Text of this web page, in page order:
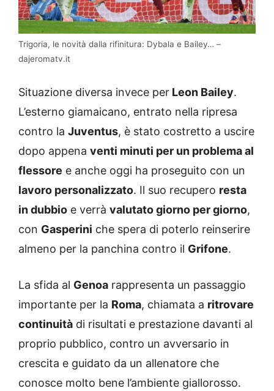
Trigoria, le novità dalla rifinitura: Dybala e Bailey… –
dajeromatv.it
Situazione diversa invece per Leon Bailey.
L’esterno giamaicano, entrato nella ripresa
contro la Juventus, è stato costretto a uscire
dopo appena venti minuti per un problema al
flessore e anche oggi ha proseguito con un
lavoro personalizzato. Il suo recupero resta
in dubbio e verrà valutato giorno per giorno,
con Gasperini che spera di poterlo reinserire
almeno per la panchina contro il Grifone.
La sfida al Genoa rappresenta un passaggio
importante per la Roma, chiamata a ritrovare
continuità di risultati e prestazione davanti al
proprio pubblico, contro un avversario in
crescita e guidato da un allenatore che
conosce molto bene l’ambiente giallorosso.